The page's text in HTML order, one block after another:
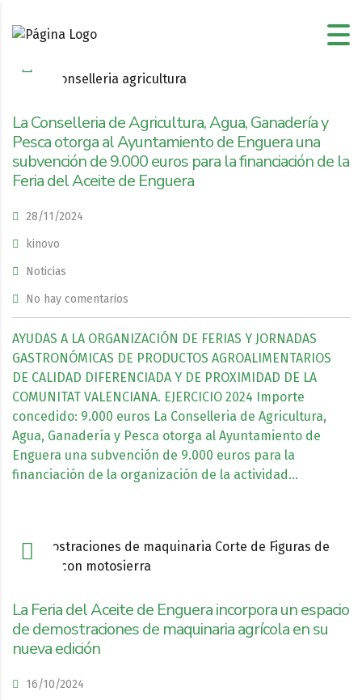
La Conselleria de Agricultura, Agua, Ganadería y
Pesca otorga al Ayuntamiento de Enguera una
subvención de 9.000 euros para la financiación de la
Feria del Aceite de Enguera
28/11/2024
kinovo
Noticias
No hay comentarios
AYUDAS A LA ORGANIZACIÓN DE FERIAS Y JORNADAS
GASTRONÓMICAS DE PRODUCTOS AGROALIMENTARIOS
DE CALIDAD DIFERENCIADA Y DE PROXIMIDAD DE LA
COMUNITAT VALENCIANA. EJERCICIO 2024 Importe
concedido: 9.000 euros La Conselleria de Agricultura,
Agua, Ganadería y Pesca otorga al Ayuntamiento de
Enguera una subvención de 9.000 euros para la
financiación de la organización de la actividad…
La Feria del Aceite de Enguera incorpora un espacio
de demostraciones de maquinaria agrícola en su
nueva edición
16/10/2024